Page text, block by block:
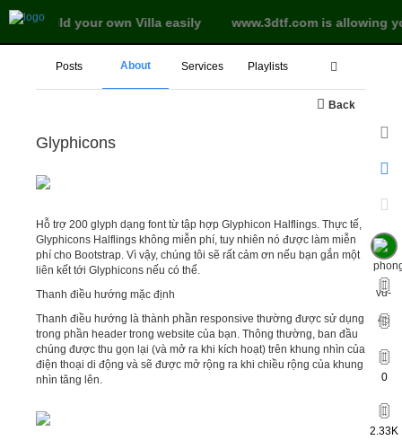
to build your own Villa easily www.3dtf.com is allowing
Posts About Services Playlists
Back
Glyphicons
Hỗ trợ 200 glyph dạng font từ tập hợp Glyphicon Halflings. Thực tế,
Glyphicons Halflings không miễn phí, tuy nhiên nó được làm miễn
phí cho Bootstrap. Vì vậy, chúng tôi sẽ rất cảm ơn nếu bạn gắn một
liên kết tới Glyphicons nếu có thể.
Thanh điều hướng mặc định
Thanh điều hướng là thành phần responsive thường được sử dụng
trong phần header trong website của bạn. Thông thường, ban đầu
chúng được thu gọn lại (và mở ra khi kích hoạt) trên khung nhìn của
điện thoại di động và sẽ được mở rộng ra khi chiều rộng của khung
nhìn tăng lên.
0
2.33K